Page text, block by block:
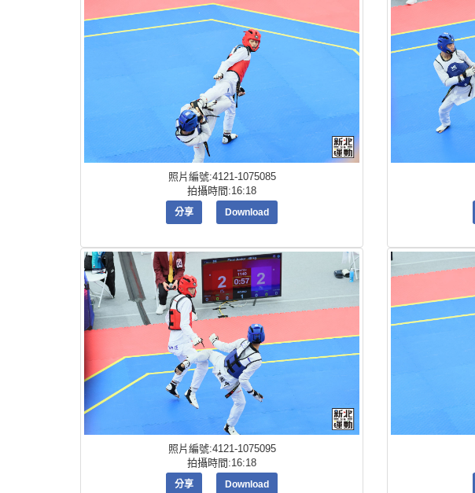
照片編號:4121-1075085
拍攝時間:16:18
分享 Download
照片編號:4121-1075095
拍攝時間:16:18
分享 Download